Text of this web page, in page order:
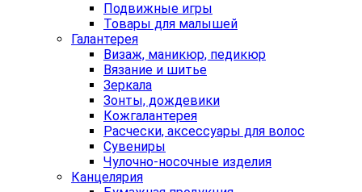
Подвижные игры
Товары для малышей
Галантерея
Визаж, маникюр, педикюр
Вязание и шитье
Зеркала
Зонты, дождевики
Кожгалантерея
Расчески, аксессуары для волос
Сувениры
Чулочно-носочные изделия
Канцелярия